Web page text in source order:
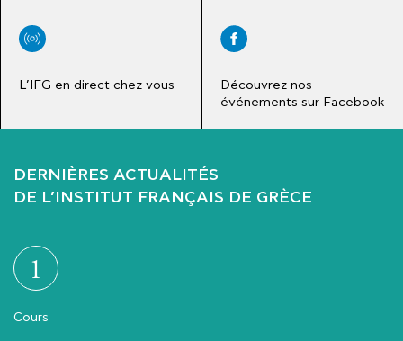
L’IFG en direct chez vous
Découvrez nos
événements sur Facebook
DERNIÈRES ACTUALITÉS
DE L’INSTITUT FRANÇAIS DE GRÈCE
1
Cours